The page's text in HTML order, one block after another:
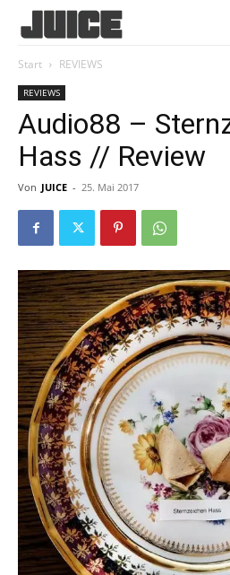
Start REVIEWS
REVIEWS
Audio88 –
Hass // Review
Von JUICE - 25. Mai 2017